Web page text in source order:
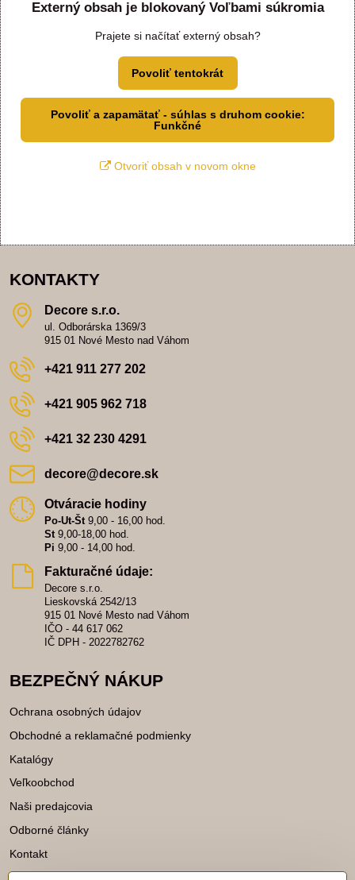
Externý obsah je blokovaný Voľbami súkromia
Prajete si načítať externý obsah?
Povoliť tentokrát
Povoliť a zapamätať - súhlas s druhom cookie:
Funkčné
Otvoriť obsah v novom okne
KONTAKTY
Decore s​.r​.o​.
ul. Odborárska 1369/3
915 01 Nové Mesto nad Váhom
+421 911 277 202
+421 905 962 718
+421 32 230 4291
decore​@decore​.sk
Otváracie hodiny
Po-Ut-Št9,00 - 16,00 hod.
St9,00-18,00 hod.
Pi 9,00 - 14,00 hod.
Fakturačné údaje:
Decore s.r.o.
Lieskovská 2542/13
915 01 Nové Mesto nad Váhom
IČO - 44 617 062
IČ DPH - 2022782762
BEZPEČNÝ NÁKUP
Ochrana osobných údajov
Obchodné a reklamačné podmienky
Katalógy
Veľkoobchod
Naši predajcovia
Odborné články
Kontakt